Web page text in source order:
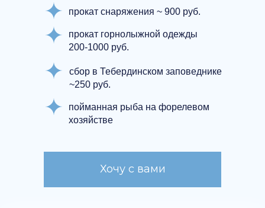
прокат снаряжения ~ 900 руб.
прокат горнолыжной одежды
200-1000 руб.
Хочу с вами
сбор в Тебердинском заповеднике
~250 руб.
пойманная рыба на форелевом
хозяйстве